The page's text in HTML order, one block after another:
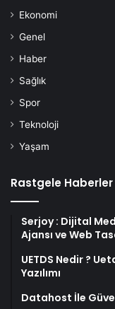
Ekonomi
Genel
Haber
Sağlık
Spor
Teknoloji
Yaşam
Rastgele Haberler
Serjoy : Dijital
Ajansı ve Web
UETDS Nedir ?
Yazılımı
Datahost İle